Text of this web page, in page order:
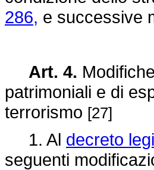
286, e successive
Art. 4.
patrimoniali e di
terrorismo [27]
1. Al decreto
seguenti